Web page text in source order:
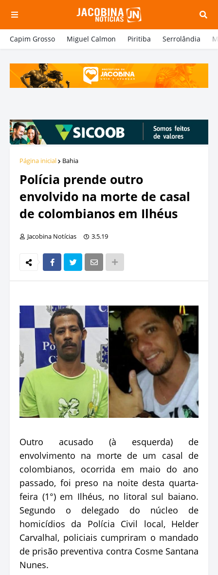
Capim Grosso Miguel Calmon Piritiba Serrolândia
Página inicial Bahia
Polícia prende outro
envolvido na morte de casal
de colombianos em Ilhéus
Jacobina Notícias 3.5.19
Outro acusado (à esquerda) de
envolvimento na morte de um casal de
colombianos, ocorrida em maio do ano
passado, foi preso na noite desta quarta-
feira (1°) em Ilhéus, no litoral sul baiano.
Segundo o delegado do núcleo de
homicídios da Polícia Civil local, Helder
Carvalhal, policiais cumpriram o mandado
de prisão preventiva contra Cosme Santana
Nunes.